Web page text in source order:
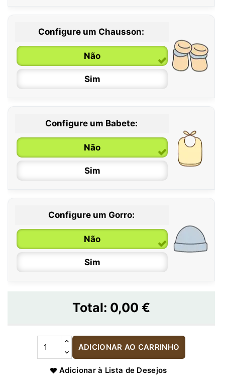
0 / 6 meses
6 / 12 meses
12 / 18 meses
Configure um Chausson:
Não
Sim
Configure um Babete:
Não
Sim
Configure um Gorro:
Não
Sim
Total: 0,00 €
ADICIONAR AO CARRINHO
Adicionar à Lista de Desejos